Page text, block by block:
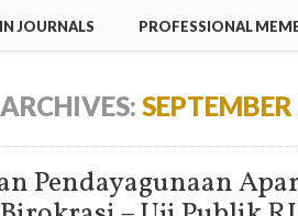
JOURNALS PROFESSIONAL
Pendayagunaan